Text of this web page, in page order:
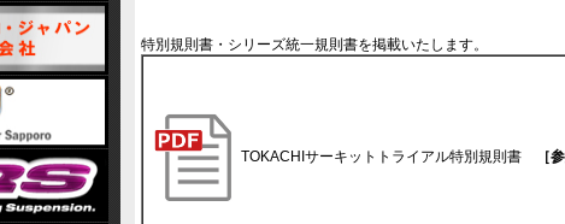
特別規則書・シリーズ統一規則書を掲載いたします。
TOKACHIサーキットトライアル特別規則書 ［